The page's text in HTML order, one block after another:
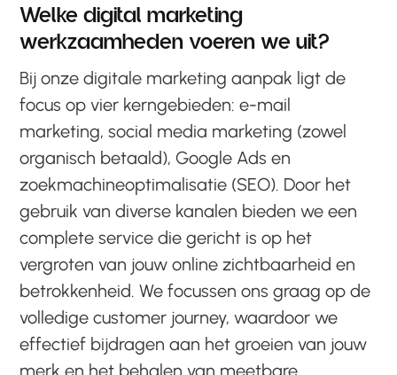
Welke digital marketing
werkzaamheden voeren we uit?
Bij onze digitale marketing aanpak ligt de
focus op vier kerngebieden: e-mail
marketing, social media marketing (zowel
organisch betaald), Google Ads en
zoekmachineoptimalisatie (SEO). Door het
gebruik van diverse kanalen bieden we een
complete service die gericht is op het
vergroten van jouw online zichtbaarheid en
betrokkenheid. We focussen ons graag op de
volledige customer journey, waardoor we
effectief bijdragen aan het groeien van jouw
merk en het behalen van meetbare